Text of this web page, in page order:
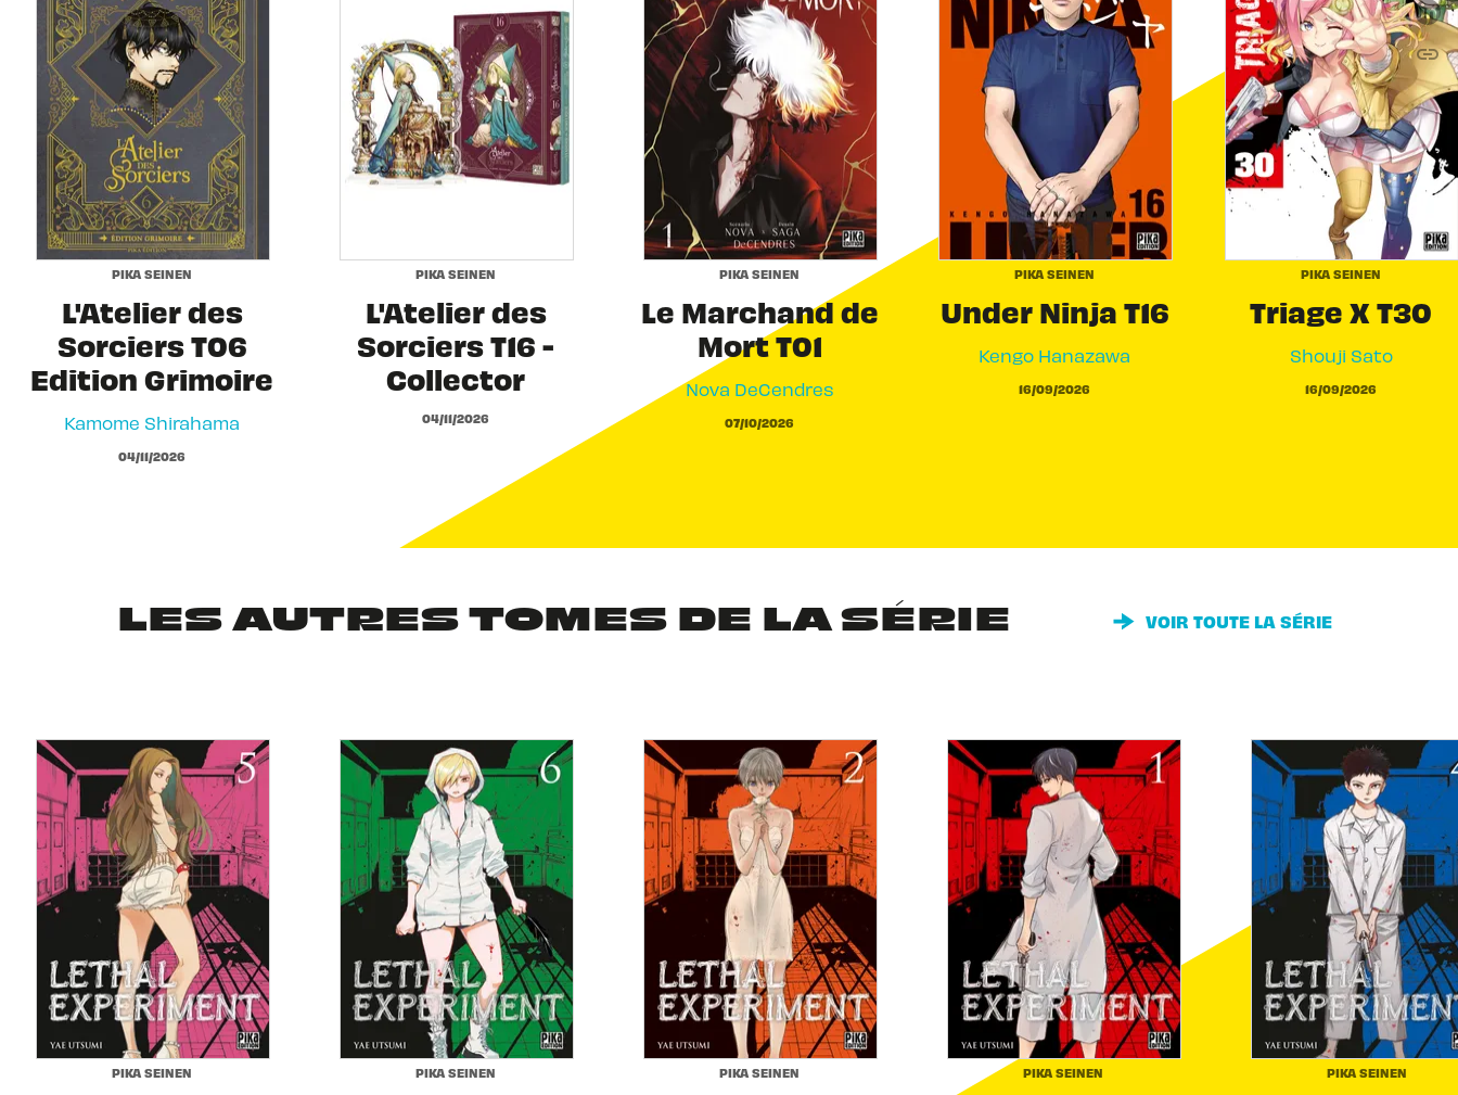
PIKA SEINEN
L'Atelier des
Sorciers T06
Edition Grimoire
Kamome Shirahama
04/11/2026
PIKA SEINEN
L'Atelier des
Sorciers T16 -
Collector
04/11/2026
PIKA SEINEN
Le Marchand de
Mort T01
Nova DeCendres
07/10/2026
PIKA SEINEN
Under Ninja T16
Kengo Hanazawa
16/09/2026
PIKA SEINEN
Triage X T30
Shouji Sato
16/09/2026
LES AUTRES TOMES DE LA SÉRIE VOIR TOUTE LA SÉRIE
PIKA SEINEN PIKA SEINEN PIKA SEINEN PIKA SEINEN PIKA SEINEN
link